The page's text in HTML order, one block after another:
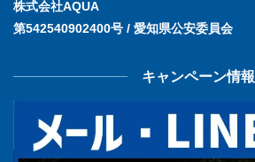
株式会社AQUA
第542540902400号 / 愛知県公安委員会
キャンペーン情報